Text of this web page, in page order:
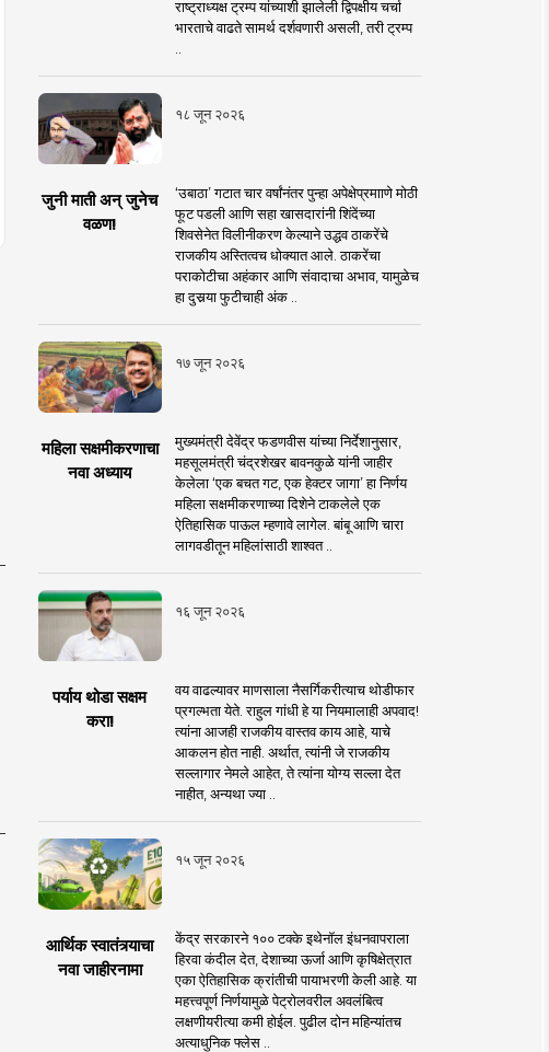
राष्ट्राध्यक्ष ट्रम्प यांच्याशी झालेली द्विपक्षीय चर्चा
भारताचे वाढते सामर्थ दर्शवणारी असली, तरी ट्रम्प
१८ जून २०२६
जुनी माती अन् जुनेच
वळण!
‘उबाठा’ गटात चार वर्षांनंतर पुन्हा अपेक्षेप्रमााणे मोठी
फूट पडली आणि सहा खासदारांनी शिंदेंच्या
शिवसेनेत विलीनीकरण केल्याने उद्धव ठाकरेंचे
राजकीय अस्तित्वच धोक्यात आले. ठाकरेंचा
पराकोटीचा अहंकार आणि संवादाचा अभाव, यामुळेच
हा दुसर्‍या फुटीचाही अंक ..
१७ जून २०२६
महिला सक्षमीकरणाचा
नवा अध्याय
मुख्यमंत्री देवेंद्र फडणवीस यांच्या निर्देशानुसार,
महसूलमंत्री चंद्रशेखर बावनकुळे यांनी जाहीर
केलेला ‘एक बचत गट, एक हेक्टर जागा’ हा निर्णय
महिला सक्षमीकरणाच्या दिशेने टाकलेले एक
ऐतिहासिक पाऊल म्हणावे लागेल. बांबू आणि चारा
लागवडीतून महिलांसाठी शाश्वत ..
१६ जून २०२६
पर्याय थोडा सक्षम
करा!
वय वाढल्यावर माणसाला नैसर्गिकरीत्याच थोडीफार
प्रगल्भता येते. राहुल गांधी हे या नियमालाही अपवाद!
त्यांना आजही राजकीय वास्तव काय आहे, याचे
आकलन होत नाही. अर्थात, त्यांनी जे राजकीय
सल्लागार नेमले आहेत, ते त्यांना योग्य सल्ला देत
नाहीत, अन्यथा ज्या ..
१५ जून २०२६
आर्थिक स्वातंत्र्याचा
नवा जाहीरनामा
केंद्र सरकारने १०० टक्के इथेनॉल इंधनवापराला
हिरवा कंदील देत, देशाच्या ऊर्जा आणि कृषिक्षेत्रात
एका ऐतिहासिक क्रांतीची पायाभरणी केली आहे. या
महत्त्वपूर्ण निर्णयामुळे पेट्रोलवरील अवलंबित्व
लक्षणीयरीत्या कमी होईल. पुढील दोन महिन्यांतच
अत्याधुनिक फ्लेस ..